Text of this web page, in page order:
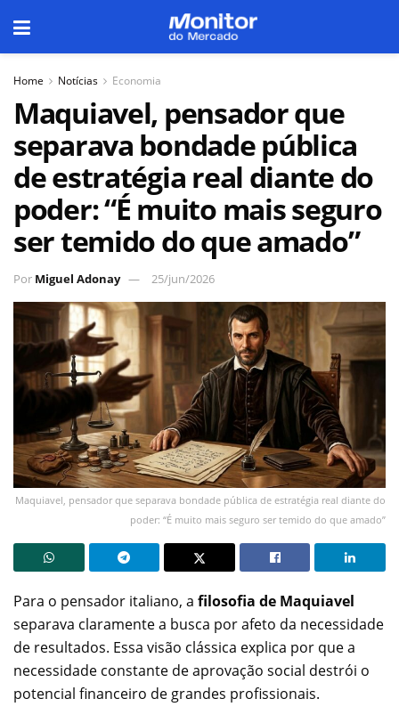
Home Notícias Economia
Maquiavel, pensador que
separava bondade pública
de estratégia real diante do
poder: “É muito mais seguro
ser temido do que amado”
Por Miguel Adonay 25/jun/2026
Maquiavel, pensador que separava bondade pública de estratégia real diante do
poder: “É muito mais seguro ser temido do que amado”
Para o pensador italiano, a filosofia de Maquiavel
separava claramente a busca por afeto da necessidade
de resultados. Essa visão clássica explica por que a
necessidade constante de aprovação social destrói o
potencial financeiro de grandes profissionais.